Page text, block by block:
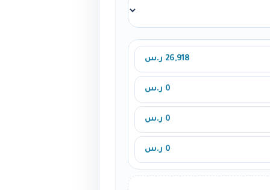
26,918 ر.س
0 ر.س
0 ر.س
0 ر.س